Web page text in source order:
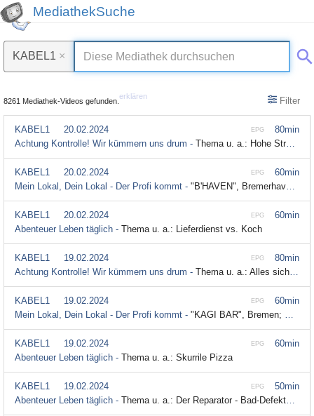
MediathekSuche
KABEL1 ×
8261 Mediathek-Videos gefunden.
erklären Filter
80min
EPG
KABEL1
20.02.2024
Achtung Kontrolle! Wir kümmern uns drum - Thema u. a.: Hohe Strafe für Shisha Laden! Hauptzollamt Dortmund
60min
EPG
KABEL1
20.02.2024
Mein Lokal, Dein Lokal - Der Profi kommt - "B'HAVEN", Bremerhaven; Season 18 Episode 26
60min
EPG
KABEL1
20.02.2024
Abenteuer Leben täglich - Thema u. a.: Lieferdienst vs. Koch
80min
EPG
KABEL1
19.02.2024
Achtung Kontrolle! Wir kümmern uns drum - Thema u. a.: Alles sicher? Großkontrolle Polizei Ravensburg
60min
EPG
KABEL1
19.02.2024
Mein Lokal, Dein Lokal - Der Profi kommt - "KAGI BAR", Bremen; Season 18 Episode 25
60min
EPG
KABEL1
19.02.2024
Abenteuer Leben täglich - Thema u. a.: Skurrile Pizza
50min
EPG
KABEL1
19.02.2024
Abenteuer Leben täglich - Thema u. a.: Der Reparator - Bad-Defekte; Season 2024 Episode 5